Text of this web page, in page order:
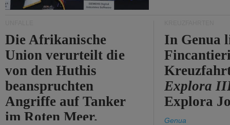
Die Afrikanische
Union verurteilt die
von den Huthis
beanspruchten
Angriffe auf Tanker
im Roten Meer.
In Genua
Explora
Explora
Genua